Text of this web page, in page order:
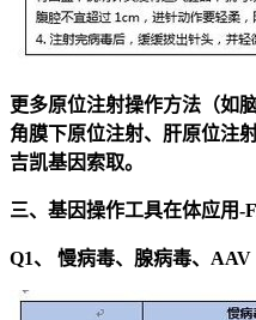
更多原位注射操作方法（如
角膜下原位注射、肝原位注
吉凯基因索取。
三、基因操作工具在体应用-
Q1、 慢病毒、腺病毒、AAV